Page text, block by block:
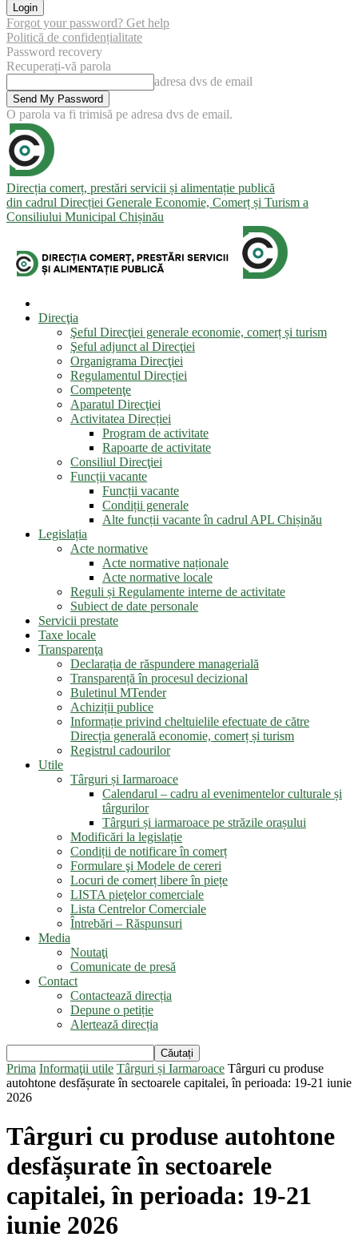
Forgot your password? Get help
Politică de confidențialitate
Password recovery
Recuperați-vă parola
adresa dvs de email
O parola va fi trimisă pe adresa dvs de email.
Direcția comerț, prestări servicii și alimentație publică
din cadrul Direcției Generale Economie, Comerț și Turism a
Consiliului Municipal Chișinău
Direcţia
Şeful Direcţiei generale economie, comerț și turism
Şeful adjunct al Direcţiei
Organigrama Direcţiei
Regulamentul Direcției
Competenţe
Aparatul Direcţiei
Activitatea Direcției
Program de activitate
Rapoarte de activitate
Consiliul Direcţiei
Funcții vacante
Funcții vacante
Condiții generale
Alte funcții vacante în cadrul APL Chișinău
Legislația
Acte normative
Acte normative naționale
Acte normative locale
Reguli și Regulamente interne de activitate
Subiect de date personale
Servicii prestate
Taxe locale
Transparenţa
Declarația de răspundere managerială
Transparență în procesul decizional
Buletinul MTender
Achiziții publice
Informație privind cheltuielile efectuate de către
Direcția generală economie, comerț și turism
Registrul cadourilor
Utile
Târguri și Iarmaroace
Calendarul – cadru al evenimentelor culturale și
târgurilor
Târguri și iarmaroace pe străzile orașului
Modificări la legislație
Condiții de notificare în comerț
Formulare şi Modele de cereri
Locuri de comerț libere în piețe
LISTA pieţelor comerciale
Lista Centrelor Comerciale
Întrebări – Răspunsuri
Media
Noutaţi
Comunicate de presă
Contact
Contactează direcția
Depune o petiție
Alertează direcția
Prima Informaţii utile Târguri și Iarmaroace Târguri cu produse
autohtone desfășurate în sectoarele capitalei, în perioada: 19-21 iunie
2026
Târguri cu produse autohtone
desfășurate în sectoarele
capitalei, în perioada: 19-21
iunie 2026